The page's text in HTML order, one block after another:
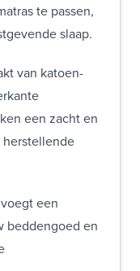
te passen,
slaap.
van katoen-
een zacht en
een
beddengoed en